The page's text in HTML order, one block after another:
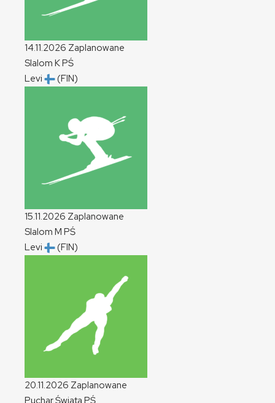
14.11.2026 Zaplanowane
Slalom KPŚ
Levi
(FIN)
15.11.2026 Zaplanowane
Slalom M PŚ
Levi
(FIN)
20.11.2026 Zaplanowane
Puchar Świata PŚ